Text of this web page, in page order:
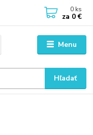
Menu
Hľadať
0 ks
za 0 €